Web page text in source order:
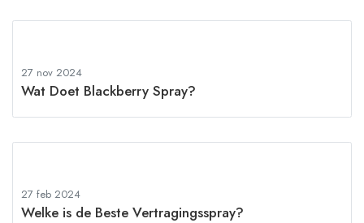
27 nov 2024
Wat Doet Blackberry Spray?
27 feb 2024
Welke is de Beste Vertragingsspray?